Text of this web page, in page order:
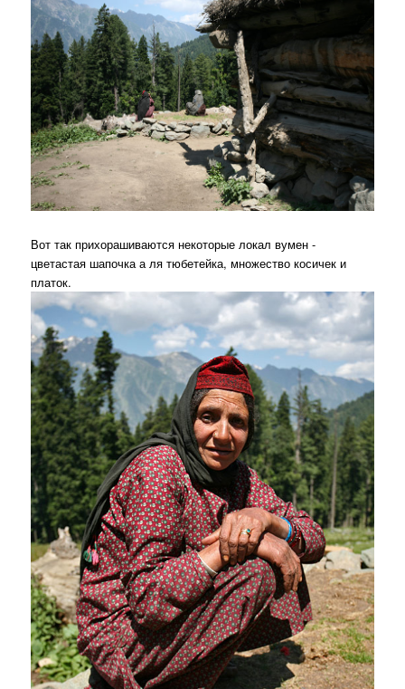
Вот так прихорашиваются некоторые локал вумен -
цветастая шапочка а ля тюбетейка, множество косичек и
платок.